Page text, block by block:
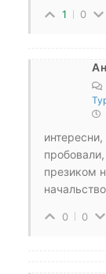
1 0
презиком
0 0